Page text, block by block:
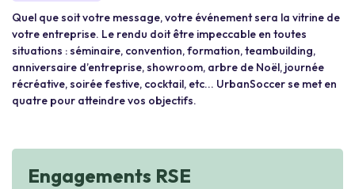
Quel que soit votre message, votre événement sera la vitrine de
votre entreprise. Le rendu doit être impeccable en toutes
situations : séminaire, convention, formation, teambuilding,
anniversaire d’entreprise, showroom, arbre de Noël, journée
récréative, soirée festive, cocktail, etc... UrbanSoccer se met en
quatre pour atteindre vos objectifs.
Engagements RSE